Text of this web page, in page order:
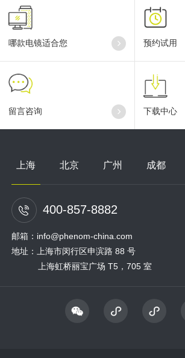
哪款电镜适合您 预约试用
留言咨询 下载中心
上海 北京 广州 成都
400-857-8882
邮箱：info@phenom-china.com
地址：上海市闵行区申滨路 88 号
上海虹桥丽宝广场 T5，705 室